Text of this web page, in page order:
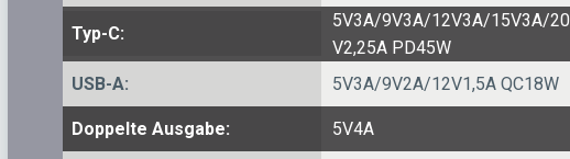
Typ-C:
5V3A/9V3A/12V3A/15V3A/20
V2,25A PD45W
USB-A:
5V3A/9V2A/12V1,5A QC18W
Doppelte Ausgabe: 5V4A